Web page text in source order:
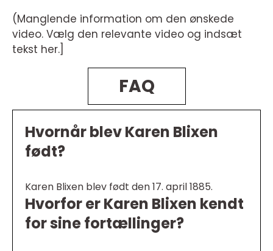
(Manglende information om den ønskede
video. Vælg den relevante video og indsæt
tekst her.]
FAQ
Hvornår blev Karen Blixen
født?
Karen Blixen blev født den 17. april 1885.
Hvorfor er Karen Blixen kendt
for sine fortællinger?